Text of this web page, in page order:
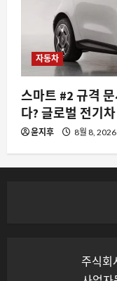
자동차
스마트 #2 규격
다? 글로벌 전기
윤지후 8월 8, 2026
주식회